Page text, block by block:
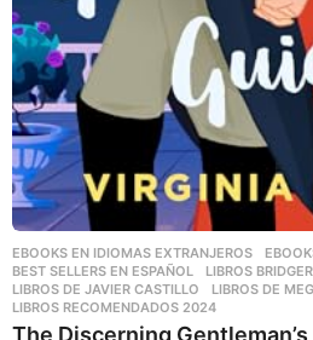
EBOOKS EN IDIOMAS EXTRANJEROS ,
BEST SELLERS EN ESPAÑOL
,LIBROS
LIBROS DE JAVIER CASTILLO
,LIBROS DE
LIBROS RECOMENDADOS 2024
The Discerning Gentleman’s